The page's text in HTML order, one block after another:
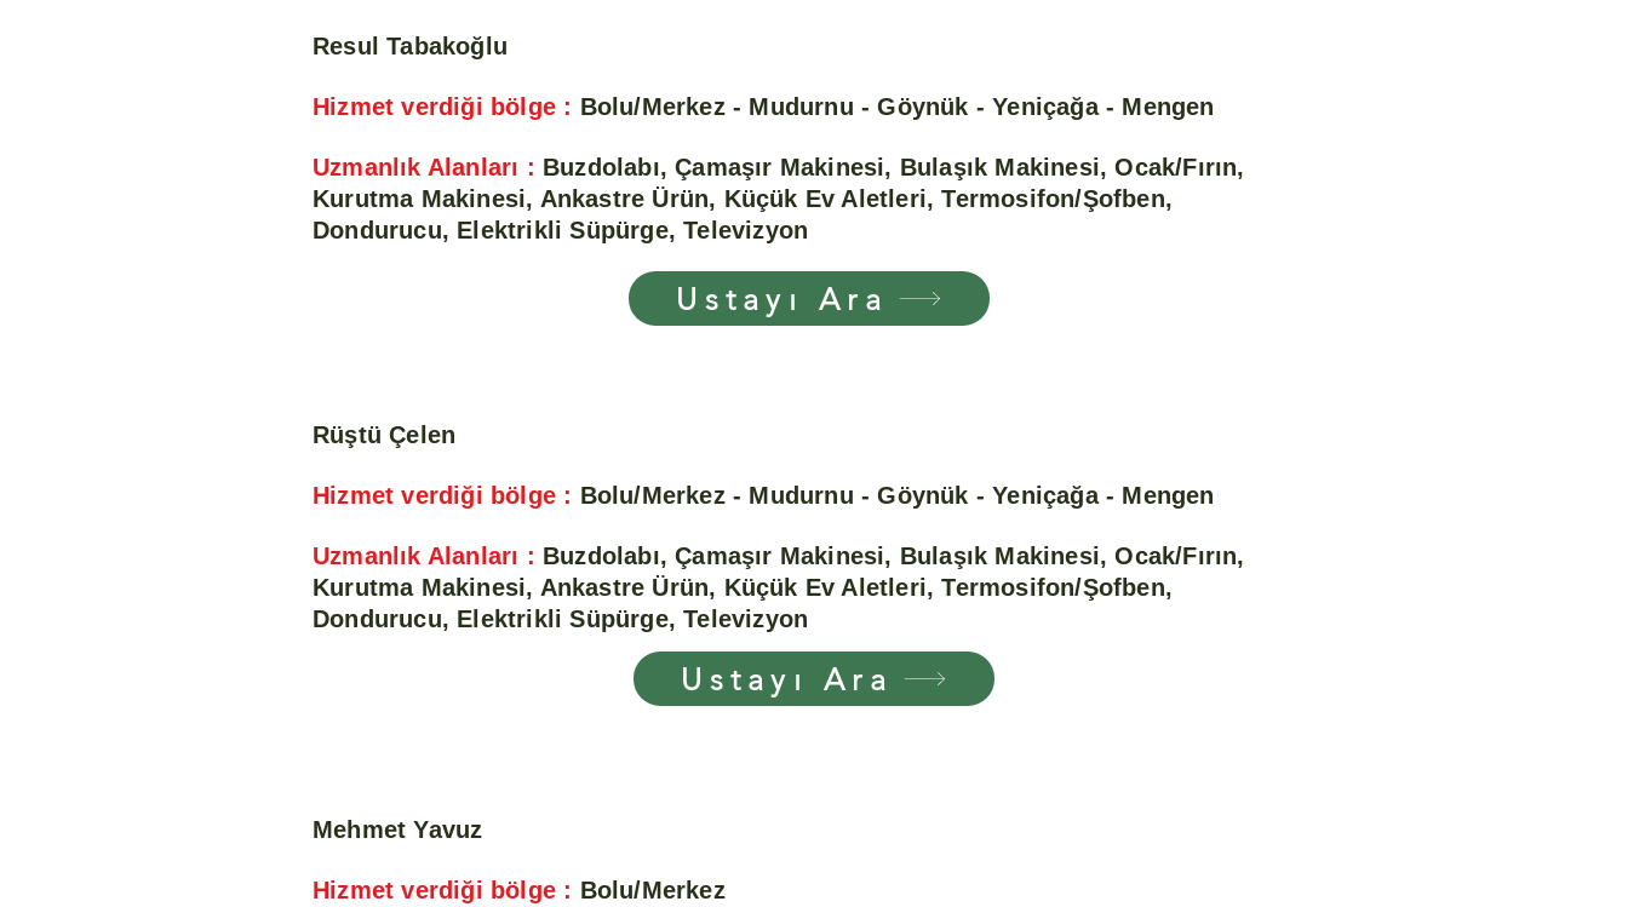
Resul Tabakoğlu
Hizmet verdiği bölge : Bolu/Merkez - Mudurnu - Göynük - Yeniçağa - Mengen
Uzmanlık Alanları : Buzdolabı, Çamaşır Makinesi, Bulaşık Makinesi, Ocak/Fırın,
Kurutma Makinesi, Ankastre Ürün, Küçük Ev Aletleri, Termosifon/Şofben,
Dondurucu, Elektrikli Süpürge, Televizyon
Ustayı Ara
Rüştü Çelen
Hizmet verdiği bölge : Bolu/Merkez - Mudurnu - Göynük - Yeniçağa - Mengen
Uzmanlık Alanları : Buzdolabı, Çamaşır Makinesi, Bulaşık Makinesi, Ocak/Fırın,
Kurutma Makinesi, Ankastre Ürün, Küçük Ev Aletleri, Termosifon/Şofben,
Dondurucu, Elektrikli Süpürge, Televizyon
Ustayı Ara
Mehmet Yavuz
Hizmet verdiği bölge : Bolu/Merkez